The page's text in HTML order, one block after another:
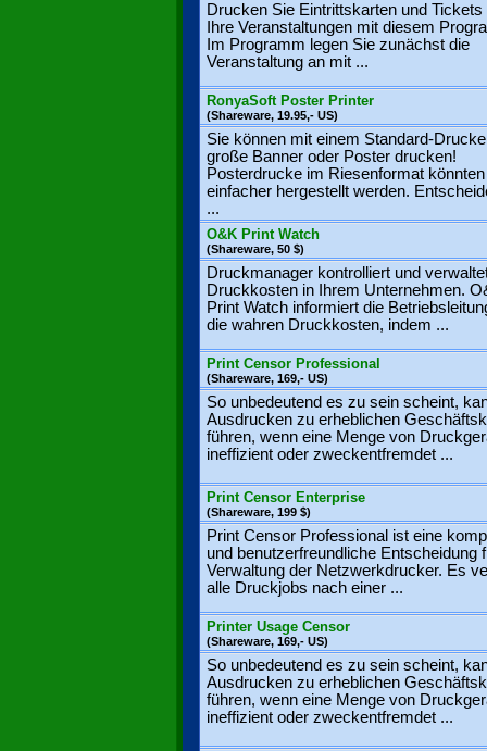
Drucken Sie Eintrittskarten und Tickets
Ihre Veranstaltungen mit diesem
Im Programm legen Sie zunächst die
Veranstaltung an mit ...
RonyaSoft Poster Printer
(Shareware, 19.95,- US)
Sie können mit einem Standard-
große Banner oder Poster drucken!
Posterdrucke im Riesenformat
einfacher hergestellt werden.
...
O&K Print Watch
(Shareware, 50 $)
Druckmanager kontrolliert und
Druckkosten in Ihrem Unternehmen.
Print Watch informiert die
die wahren Druckkosten, indem ...
Print Censor Professional
(Shareware, 169,- US)
So unbedeutend es zu sein scheint,
Ausdrucken zu erheblichen
führen, wenn eine Menge von
ineffizient oder zweckentfremdet ...
Print Censor Enterprise
(Shareware, 199 $)
Print Censor Professional ist eine
und benutzerfreundliche Entscheidung
Verwaltung der Netzwerkdrucker. Es
alle Druckjobs nach einer ...
Printer Usage Censor
(Shareware, 169,- US)
So unbedeutend es zu sein scheint,
Ausdrucken zu erheblichen
führen, wenn eine Menge von
ineffizient oder zweckentfremdet ...